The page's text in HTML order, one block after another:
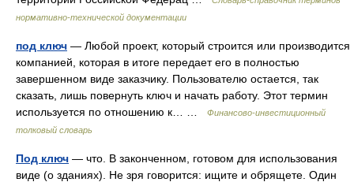
нормативно-технической документации
под ключ — Любой проект, который строится или производится
компанией, которая в итоге передает его в полностью
завершенном виде заказчику. Пользователю остается, так
сказать, лишь повернуть ключ и начать работу. Этот термин
используется по отношению к… …
Финансово-инвестиционный
толковый словарь
Под ключ — что. В законченном, готовом для использования
виде (о зданиях). Не зря говорится: ищите и обрящете. Один